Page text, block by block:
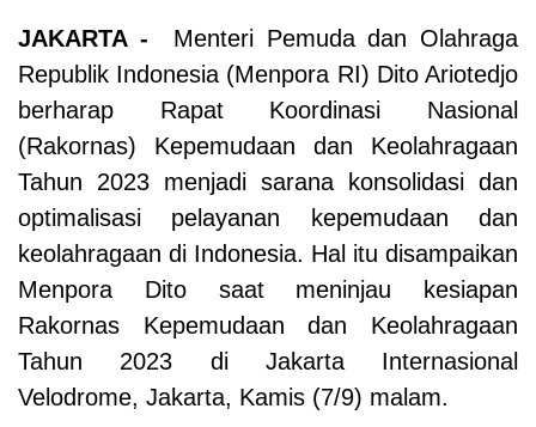
JAKARTA - Menteri Pemuda dan Olahraga
Republik Indonesia (Menpora RI) Dito Ariotedjo
berharap Rapat Koordinasi Nasional
(Rakornas) Kepemudaan dan Keolahragaan
Tahun 2023 menjadi sarana konsolidasi dan
optimalisasi pelayanan kepemudaan dan
keolahragaan di Indonesia. Hal itu disampaikan
Menpora Dito saat meninjau kesiapan
Rakornas Kepemudaan dan Keolahragaan
Tahun 2023 di Jakarta Internasional
Velodrome, Jakarta, Kamis (7/9) malam.